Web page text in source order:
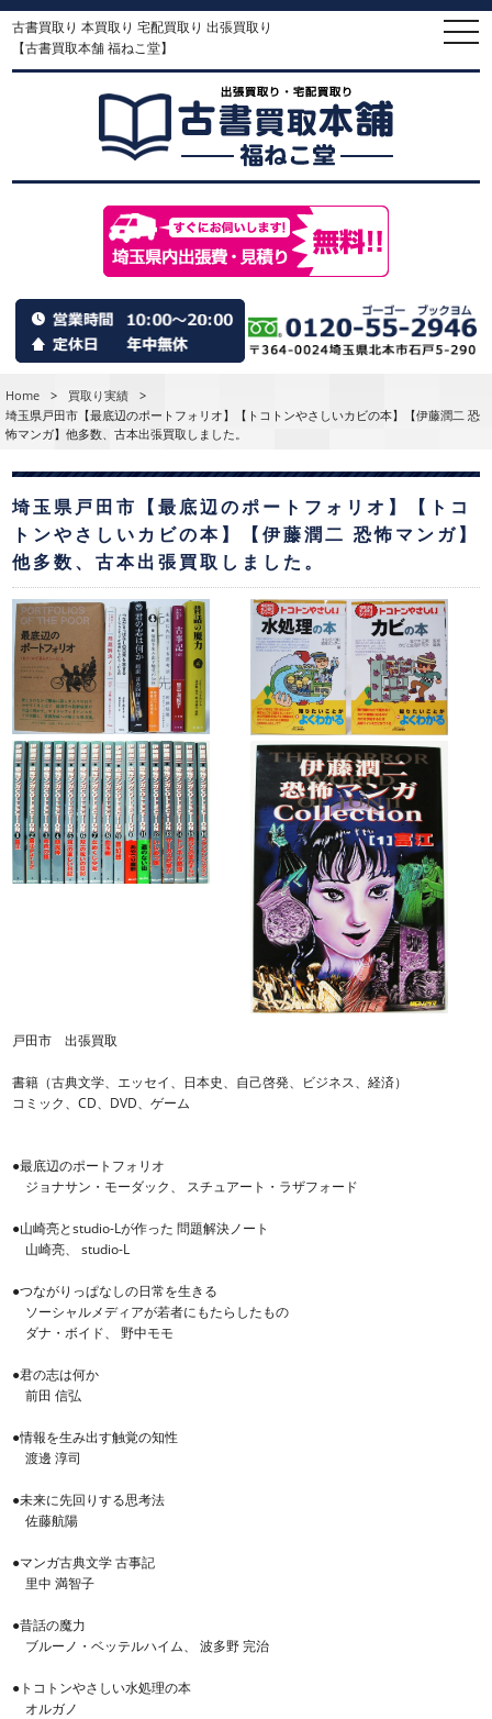
古書買取り 本買取り 宅配買取り 出張買取り
【古書買取本舗 福ねこ堂】
Home > 買取り実績
>
埼玉県戸田市【最底辺のポートフォリオ】【トコトンやさしいカビの本】【伊藤潤二 恐
怖マンガ】他多数、古本出張買取しました。
埼玉県戸田市【最底辺のポートフォリオ】【トコ
トンやさしいカビの本】【伊藤潤二 恐怖マンガ】
他多数、古本出張買取しました。
戸田市 出張買取
書籍（古典文学、エッセイ、日本史、自己啓発、ビジネス、経済）
コミック、CD、DVD、ゲーム
●最底辺のポートフォリオ
ジョナサン・モーダック、 スチュアート・ラザフォード
●山崎亮とstudio-Lが作った 問題解決ノート
山崎亮、 studio-L
●つながりっぱなしの日常を生きる
ソーシャルメディアが若者にもたらしたもの
ダナ・ボイド、 野中モモ
●君の志は何か
前田 信弘
●情報を生み出す触覚の知性
渡邊 淳司
●未来に先回りする思考法
佐藤航陽
●マンガ古典文学 古事記
里中 満智子
●昔話の魔力
ブルーノ・ベッテルハイム、 波多野 完治
●トコトンやさしい水処理の本
オルガノ